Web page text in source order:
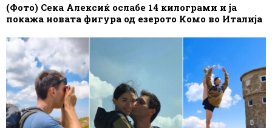
(Фото) Сека Алексиќ ослабе 14 килограми и ја
покажа новата фигура од езерото Комо во Италија